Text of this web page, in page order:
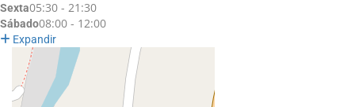
Sexta05:30 - 21:30
Sábado08:00 - 12:00
Expandir